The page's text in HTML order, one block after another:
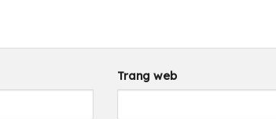
Trang web